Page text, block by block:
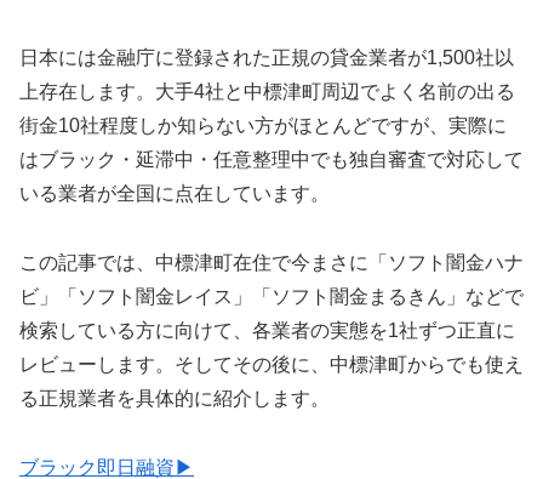
日本には金融庁に登録された正規の貸金業者が1,500社以
上存在します。大手4社と中標津町周辺でよく名前の出る
街金10社程度しか知らない方がほとんどですが、実際に
はブラック・延滞中・任意整理中でも独自審査で対応して
いる業者が全国に点在しています。
この記事では、中標津町在住で今まさに「ソフト闇金ハナ
ビ」「ソフト闇金レイス」「ソフト闇金まるきん」などで
検索している方に向けて、各業者の実態を1社ずつ正直に
レビューします。そしてその後に、中標津町からでも使え
る正規業者を具体的に紹介します。
ブラック即日融資▶